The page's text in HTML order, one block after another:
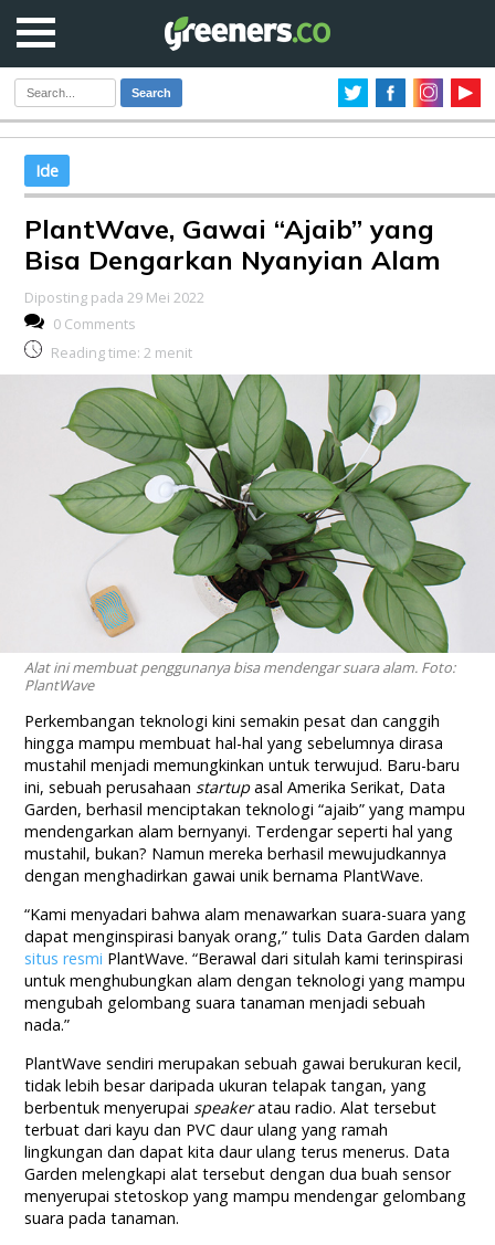
Search
Ide
PlantWave, Gawai “Ajaib” yang
Bisa Dengarkan Nyanyian Alam
Diposting pada 29 Mei 2022
0 Comments
Reading time: 2 menit
Alat ini membuat penggunanya bisa mendengar suara alam. Foto:
PlantWave
Perkembangan teknologi kini semakin pesat dan canggih
hingga mampu membuat hal-hal yang sebelumnya dirasa
mustahil menjadi memungkinkan untuk terwujud. Baru-baru
ini, sebuah perusahaan startupasal Amerika Serikat, Data
Garden, berhasil menciptakan teknologi “ajaib” yang mampu
mendengarkan alam bernyanyi. Terdengar seperti hal yang
mustahil, bukan? Namun mereka berhasil mewujudkannya
dengan menghadirkan gawai unik bernama PlantWave.
“Kami menyadari bahwa alam menawarkan suara-suara yang
dapat menginspirasi banyak orang,” tulis Data Garden dalam
situs resmi PlantWave. “Berawal dari situlah kami terinspirasi
untuk menghubungkan alam dengan teknologi yang mampu
mengubah gelombang suara tanaman menjadi sebuah
nada.”
PlantWave sendiri merupakan sebuah gawai berukuran kecil,
tidak lebih besar daripada ukuran telapak tangan, yang
berbentuk menyerupai speakeratau radio. Alat tersebut
terbuat dari kayu dan PVC daur ulang yang ramah
lingkungan dan dapat kita daur ulang terus menerus. Data
Garden melengkapi alat tersebut dengan dua buah sensor
menyerupai stetoskop yang mampu mendengar gelombang
suara pada tanaman.